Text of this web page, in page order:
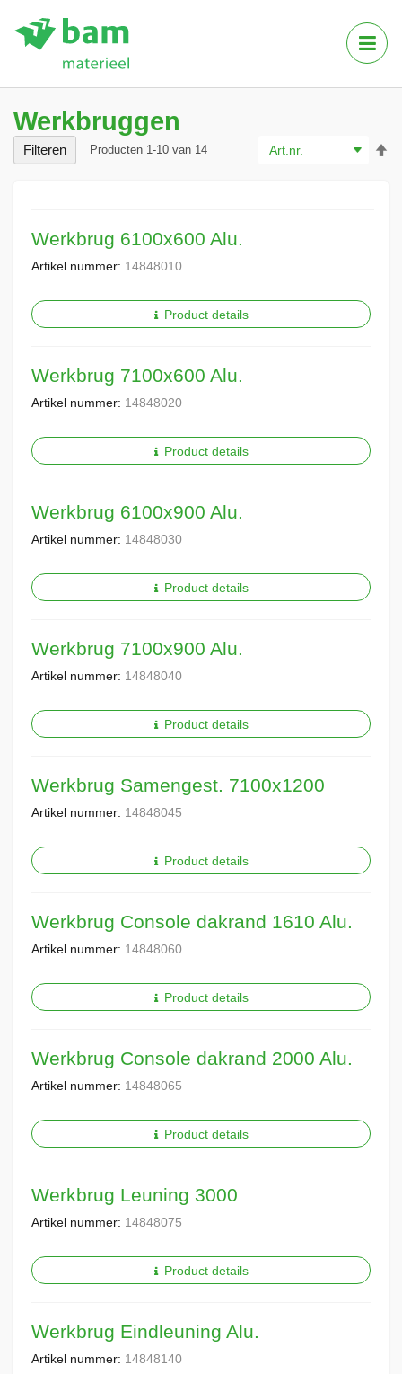
Nav
Werkbruggen
Producten 1-10 van 14
Werkbrug 6100x600 Alu.
Artikel nummer: 14848010
Product details
Werkbrug 7100x600 Alu.
Artikel nummer: 14848020
Product details
Werkbrug 6100x900 Alu.
Artikel nummer: 14848030
Product details
Werkbrug 7100x900 Alu.
Artikel nummer: 14848040
Product details
Werkbrug Samengest. 7100x1200
Artikel nummer: 14848045
Product details
Werkbrug Console dakrand 1610 Alu.
Artikel nummer: 14848060
Product details
Werkbrug Console dakrand 2000 Alu.
Artikel nummer: 14848065
Product details
Werkbrug Leuning 3000
Artikel nummer: 14848075
Product details
Werkbrug Eindleuning Alu.
Artikel nummer: 14848140
Filteren